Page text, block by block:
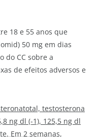
18 e 55 anos que
50 mg em dias
do CC sobre a
de efeitos adversos e
testosterona
ng dl (-1), 125,5 ng dl
Em 2 semanas,